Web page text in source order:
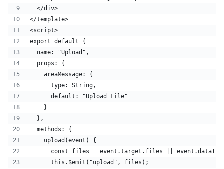
  </div>
</template>
<script>
export default {
  name: "Upload",
  props: {
    areaMessage: {
      type: String,
      default: "Upload File"
    }
  },
  methods: {
    upload(event) {
const files = event.target.files ||
      this.$emit("upload", files);